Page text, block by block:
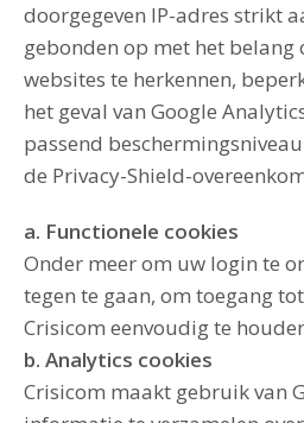
doorgegeven IP-adres strikt
gebonden op met het belang
websites te herkennen,
het geval van Google
passend
de Privacy-Shield-
a. Functionele cookies
Onder meer om uw login te
tegen te gaan, om toegang
Crisicom eenvoudig te
b. Analytics cookies
Crisicom maakt gebruik van